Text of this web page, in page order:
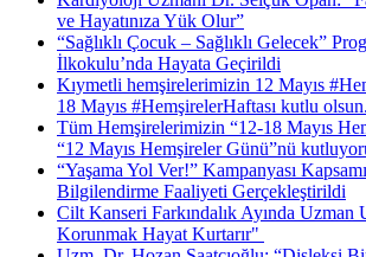
ve Hayatınıza Yük Olur”
“Sağlıklı Çocuk – Sağlıklı Gelecek”
İlkokulu’nda Hayata Geçirildi
Kıymetli hemşirelerimizin 12 Mayıs
18 Mayıs #HemşirelerHaftası kutlu olsun.
Tüm Hemşirelerimizin “12-18 Mayıs
“12 Mayıs Hemşireler Günü”nü
“Yaşama Yol Ver!” Kampanyası
Bilgilendirme Faaliyeti Gerçekleştirildi
Cilt Kanseri Farkındalık Ayında Uzman
Korunmak Hayat Kurtarır" ​